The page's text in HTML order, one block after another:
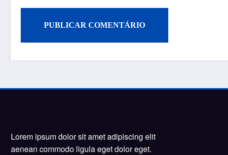
Lorem ipsum dolor sit amet adipiscing elit
aenean commodo ligula eget dolor eget.